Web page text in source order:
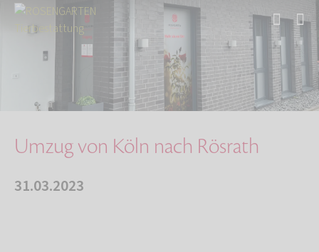
Über uns Filial-Umzug von Köln nach Rösrath
Umzug von Köln nach Rösrath
31.03.2023